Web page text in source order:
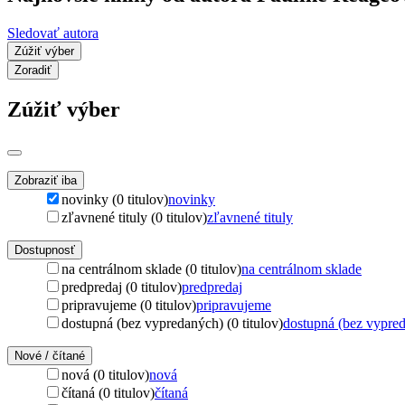
Sledovať autora
Zúžiť výber
Zoradiť
Zúžiť výber
Zobraziť iba
novinky (0 titulov)novinky
zľavnené tituly (0 titulov)zľavnené tituly
Dostupnosť
na centrálnom sklade (0 titulov)na centrálnom sklade
predpredaj (0 titulov)predpredaj
pripravujeme (0 titulov)pripravujeme
dostupná (bez vypredaných) (0 titulov)dostupná (bez
Nové / čítané
nová (0 titulov)nová
čítaná (0 titulov)čítaná